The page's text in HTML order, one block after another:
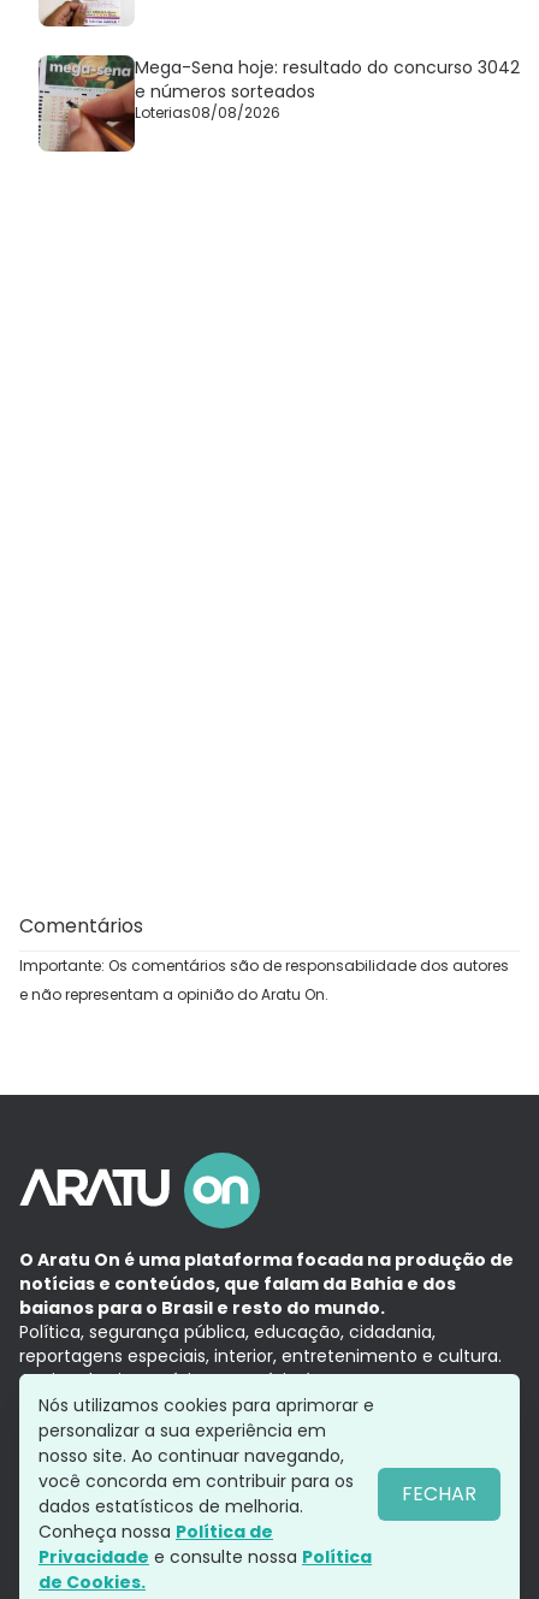
Mega-Sena hoje: resultado do concurso 3042
e números sorteados
Loterias08/08/2026
Comentários
Importante: Os comentários são de responsabilidade dos autores
e não representam a opinião do Aratu On.
O Aratu On é uma plataforma focada na produção de
notícias e conteúdos, que falam da Bahia e dos
baianos para o Brasil e resto do mundo.
Política, segurança pública, educação, cidadania,
reportagens especiais, interior, entretenimento e cultura.
Aqui, tudo vira notícia e a notícia é no tempo presente,
com a credibilidade do Grupo Aratu.
Grupo Aratu
Política de privacidade
Siga-nos
Nós utilizamos cookies para aprimorar e
personalizar a sua experiência em
nosso site. Ao continuar navegando,
você concorda em contribuir para os
dados estatísticos de melhoria.
Conheça nossa Política de
Privacidade e consulte nossa Política
de Cookies.
FECHAR